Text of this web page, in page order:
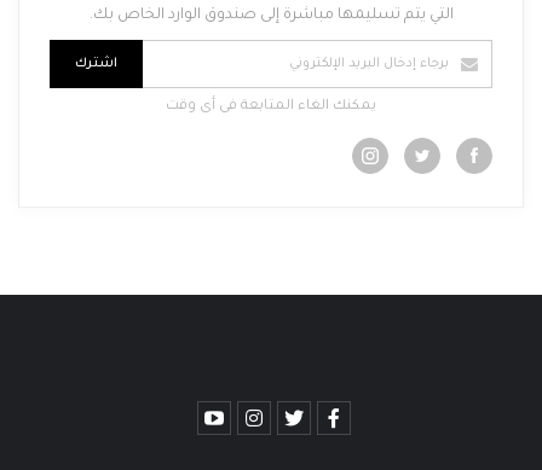
التي يتم تسليمها مباشرة إلى صندوق الوارد الخاص بك.
اشترك
يمكنك الغاء المتابعة فى أى وقت